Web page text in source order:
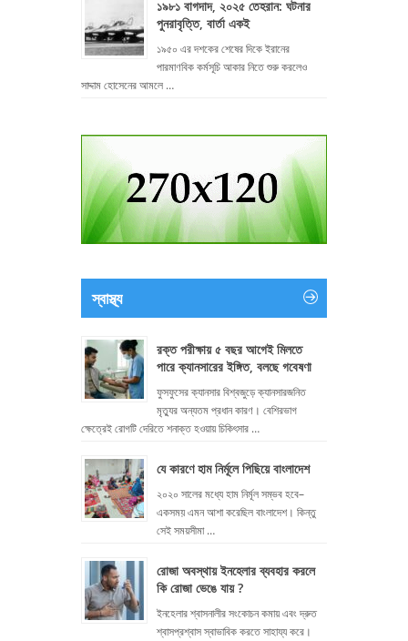
১৯৮১ বাগদাদ, ২০২৫ তেহরান: ঘটনার
পুনরাবৃত্তি, বার্তা একই
১৯৫০ এর দশকের শেষের দিকে ইরানের
পারমাণবিক কর্মসূচি আকার নিতে শুরু করলেও
সাদ্দাম হোসেনের আমলে …
স্বাস্থ্য
রক্ত পরীক্ষায় ৫ বছর আগেই মিলতে
পারে ক্যানসারের ইঙ্গিত, বলছে গবেষণা
ফুসফুসের ক্যানসার বিশ্বজুড়ে ক্যানসারজনিত
মৃত্যুর অন্যতম প্রধান কারণ। বেশিরভাগ
ক্ষেত্রেই রোগটি দেরিতে শনাক্ত হওয়ায় চিকিৎসার …
যে কারণে হাম নির্মূলে পিছিয়ে বাংলাদেশ
২০২০ সালের মধ্যে হাম নির্মূল সম্ভব হবে–
একসময় এমন আশা করেছিল বাংলাদেশ। কিন্তু
সেই সময়সীমা …
রোজা অবস্থায় ইনহেলার ব্যবহার করলে
কি রোজা ভেঙে যায় ?
ইনহেলার শ্বাসনালীর সংকোচন কমায় এবং দ্রুত
শ্বাসপ্রশ্বাস স্বাভাবিক করতে সাহায্য করে।